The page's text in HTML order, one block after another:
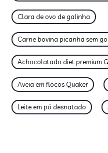
Clara de ovo de galinha
Carne bovina picanha sem
Achocolatado diet premium
Aveia em flocos Quaker
Leite em pó desnatado